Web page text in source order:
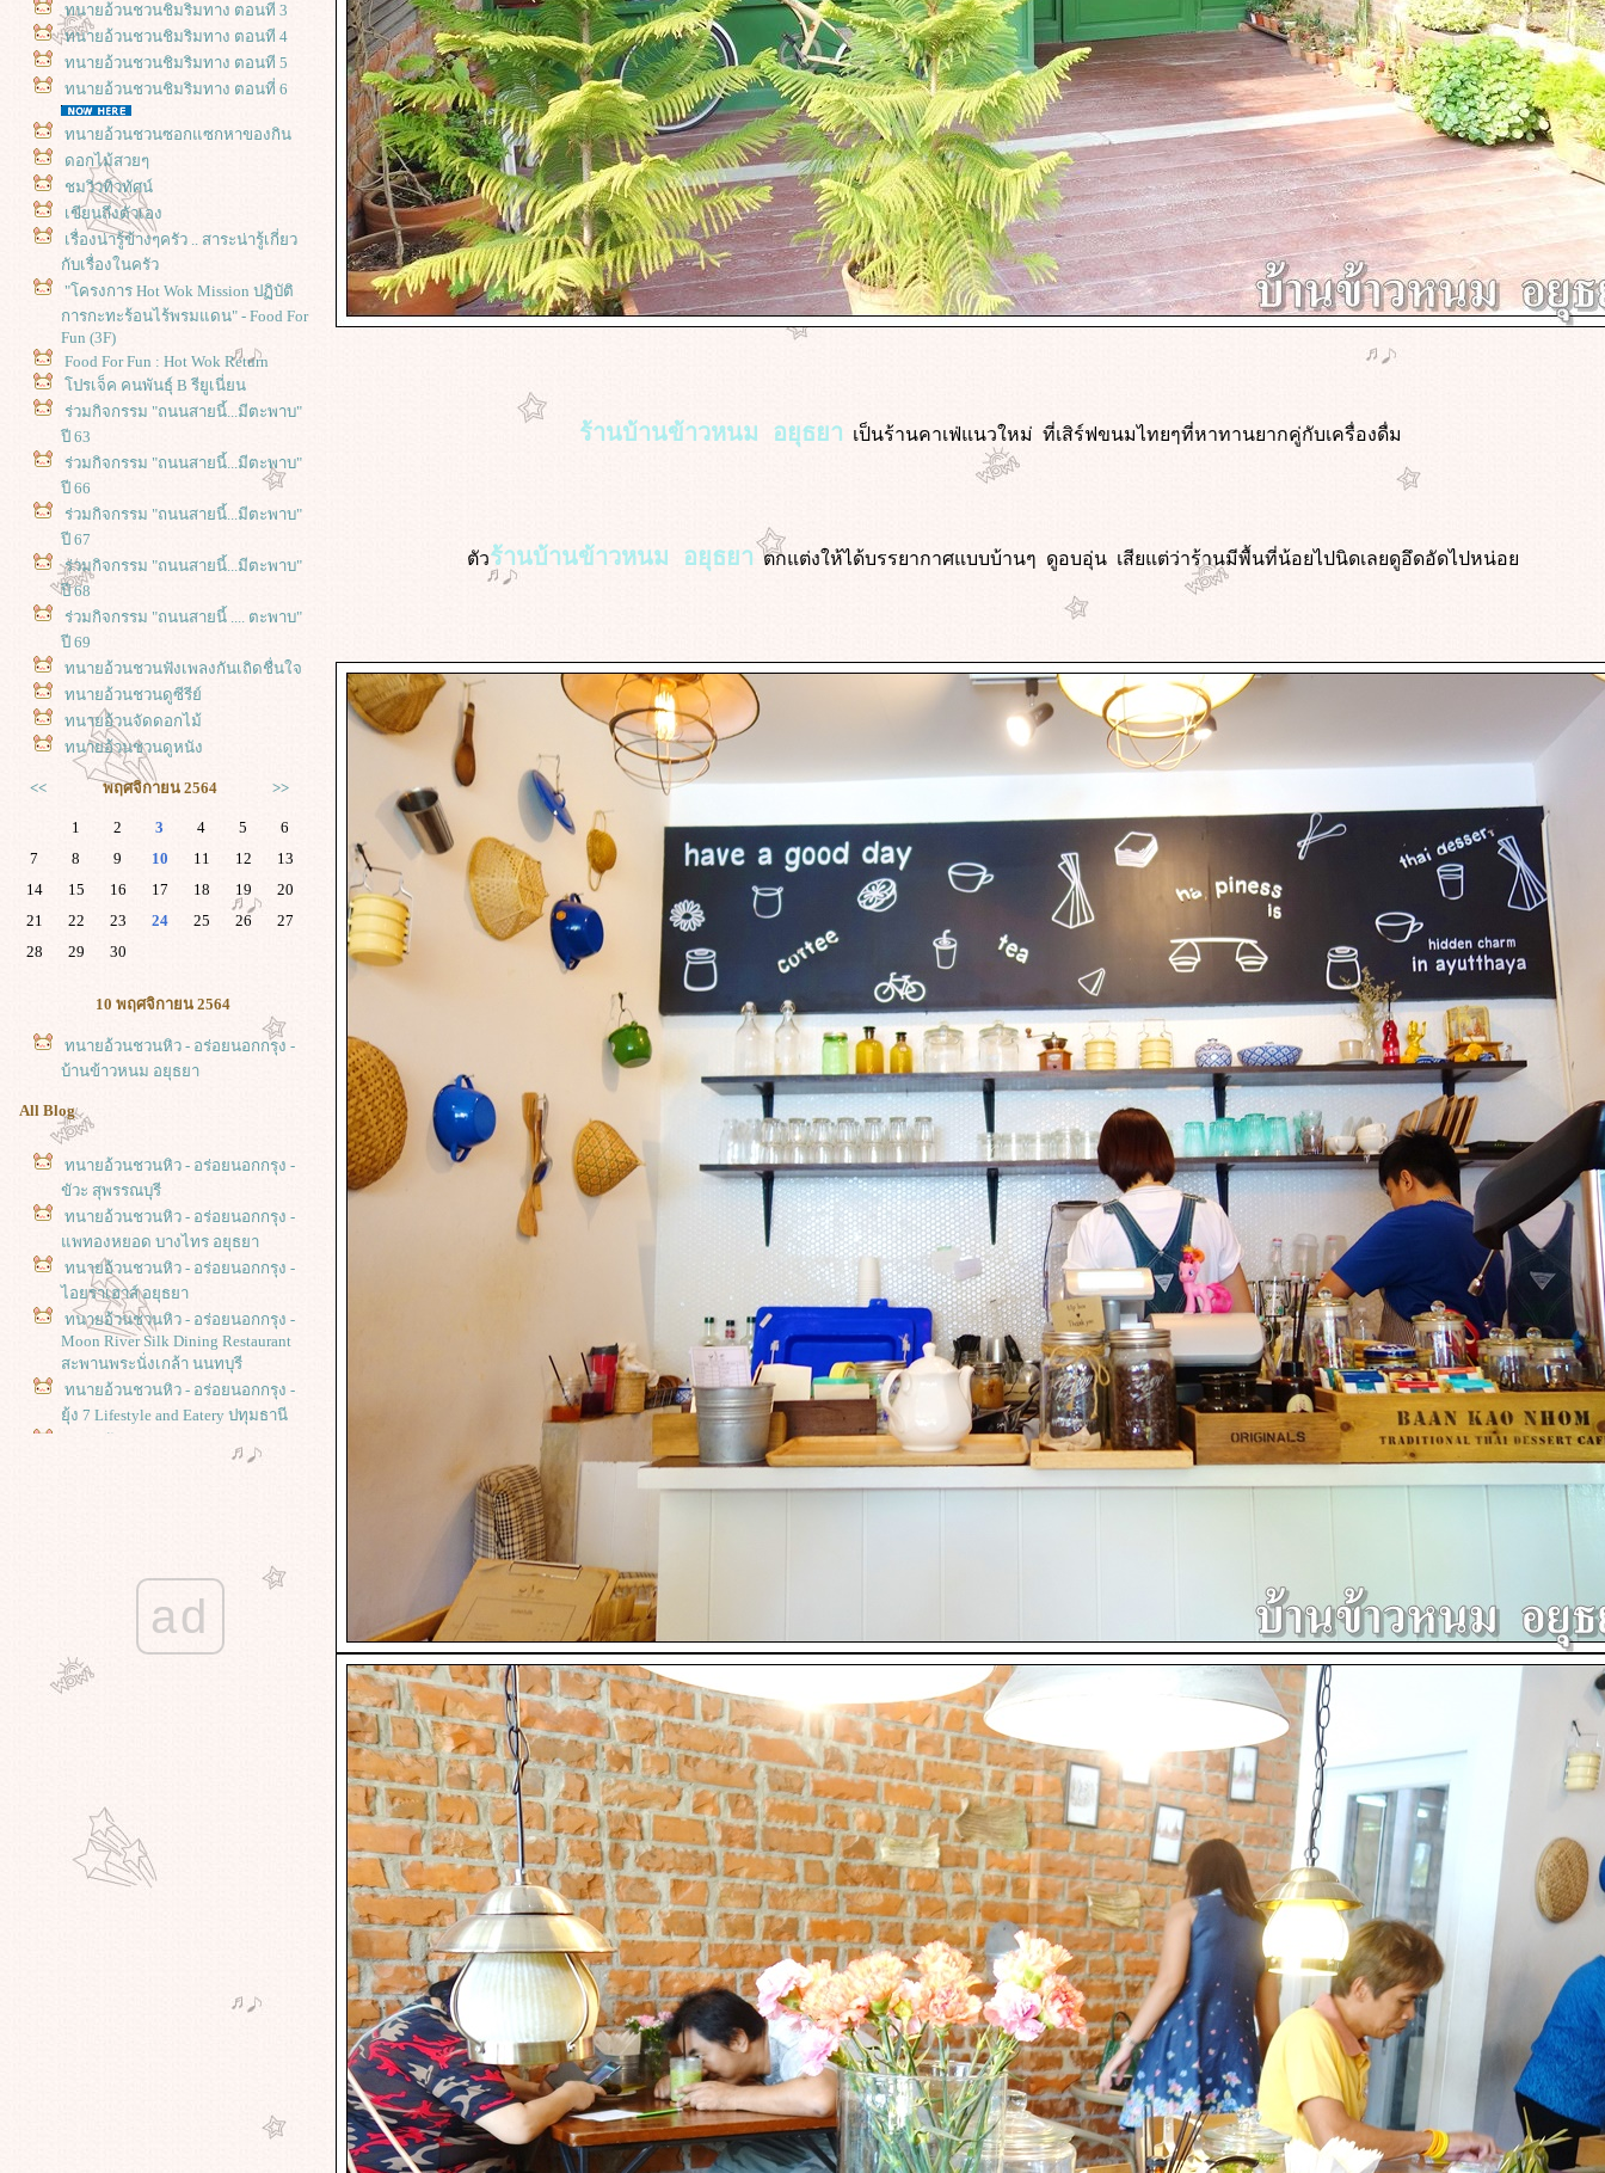
ทนายอ้วนชวนชิมริมทาง ตอนที 3
ทนายอ้วนชวนชิมริมทาง ตอนที 4
ทนายอ้วนชวนชิมริมทาง ตอนที 5
ทนายอ้วนชวนชิมริมทาง ตอนที่ 6
ทนายอ้วนชวนซอกแซกหาของกิน
ดอกไม้สวยๆ
ชมวิวทิวทัศน์
เขียนถึงตัวเอง
เรื่องน่ารู้ข้างๆครัว .. สาระน่ารู้เกี่ยว
กับเรื่องในครัว
"โครงการ Hot Wok Mission ปฏิบัติ
การกะทะร้อนไร้พรมแดน" - Food For
Fun (3F)
Food For Fun : Hot Wok Return
ปรเจ็ค คนพันธุ์ B รียูเนี่ยน
ร่วมกิจกรรม "ถนนสายนี้...มีตะพาบ"
ปี 63
ร่วมกิจกรรม "ถนนสายนี้...มีตะพาบ"
ปี 66
ร่วมกิจกรรม "ถนนสายนี้...มีตะพาบ"
ปี 67
ร่วมกิจกรรม "ถนนสายนี้...มีตะพาบ"
ปี 68
ร่วมกิจกรรม "ถนนสายนี้ .... ตะพาบ"
ปี 69
ทนายอ้วนชวนฟังเพลงกันเถิดชื่นใจ
ทนายอ้วนชวนดูซีรีย์
ทนายอ้วนจัดดอกไม้
ทนายอ้วนชวนดูหนัง
<< พฤศจิกายน 2564 >>
1 2 3 4 5
6
7
8 9 10 11 12
13
14
15 16 17 18 19
20
21
22 23 24 25 26
27
28
29 30
10 พฤศจิกายน 2564
ทนายอ้วนชวนหิว - อร่อยนอกกรุง -
บ้านข้าวหนม อยุธยา
All Blog
ทนายอ้วนชวนหิว - อร่อยนอกกรุง -
ขัวะ สุพรรณบุรี
ทนายอ้วนชวนหิว - อร่อยนอกกรุง -
พทองหยอด บางไทร อยุธยา
ทนายอ้วนชวนหิว - อร่อยนอกกรุง -
ไอยราเฮาส์ อยุธยา
ทนายอ้วนชวนหิว - อร่อยนอกกรุง -
Moon River Silk Dining Restaurant
สะพานพระนั่งเกล้า นนทบุรี
ทนายอ้วนชวนหิว - อร่อยนอกกรุง -
ุ้ง 7 Lifestyle and Eatery ปทุมธานี
ภัตตาคารกุ้งเต้น อึ้งจั๊วะกี่ ปทุมธานี
ทนายอ้วนชวนหิว - อร่อยนอกกรุง -
ก๋วยเตี๋ยวต้มยำตาเฮงกับยายสุข
ทนายอ้วนชวนหิว - อร่อยนอกกรุง -
เจ๊ริน กุ้งเผา บางเลน นครปฐม
ทนายอ้วนชวนหิว - อร่อยนอกกรุง -
Hanaaa Cafe' เขาใหญ่
ทนายอ้วนชวนหิว - อร่อยนอกกรุง -
ร.ศ. 111 คาเฟ่ บาย วิลล่า มูเซ่ เขา
กะดำ Coffee บางกร่าง นนทบุรี
ad
ร้านบ้านข้าวหนม อยุธยา เป็นร้านคาเฟ่แนวใหม่ ที่เสิร์ฟขนมไทยๆที่หาทานยากคู่กับเครื่องดื่ม
ตัวร้านบ้านข้าวหนม อยุธยา ตกแต่งให้ได้บรรยากาศแบบบ้านๆ ดูอบอุ่น เสียแต่ว่าร้านมีพื้นที่น้อยไปนิดเลยดูอึดอัดไปหน่อ